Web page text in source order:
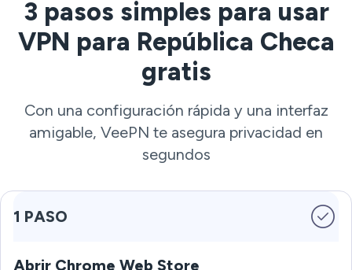
3 pasos simples para usar
VPN para República Checa
gratis
Con una configuración rápida y una interfaz
amigable, VeePN te asegura privacidad en
segundos
1 PASO
Abrir Chrome Web Store